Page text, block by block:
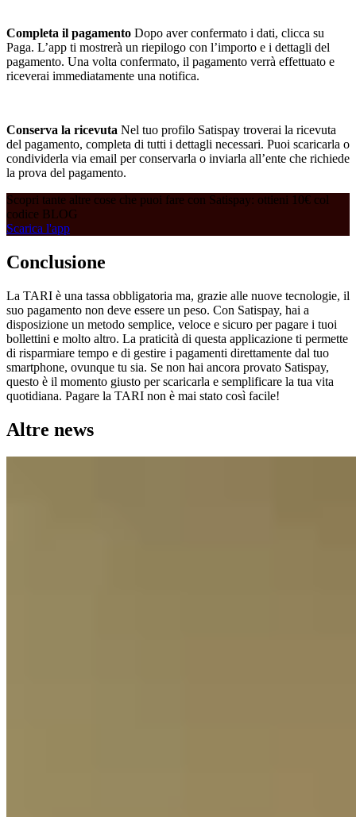
Completa il pagamento Dopo aver confermato i dati, clicca su
Paga. L’app ti mostrerà un riepilogo con l’importo e i dettagli del
pagamento. Una volta confermato, il pagamento verrà effettuato e
riceverai immediatamente una notifica.
Conserva la ricevuta Nel tuo profilo Satispay troverai la ricevuta
del pagamento, completa di tutti i dettagli necessari. Puoi scaricarla o
condividerla via email per conservarla o inviarla all’ente che richiede
la prova del pagamento.
Scopri tante altre cose che puoi fare con Satispay: ottieni 10€ col
codice BLOG
Scarica l'app
Conclusione
La TARI è una tassa obbligatoria ma, grazie alle nuove tecnologie, il
suo pagamento non deve essere un peso. Con Satispay, hai a
disposizione un metodo semplice, veloce e sicuro per pagare i tuoi
bollettini e molto altro. La praticità di questa applicazione ti permette
di risparmiare tempo e di gestire i pagamenti direttamente dal tuo
smartphone, ovunque tu sia. Se non hai ancora provato Satispay,
questo è il momento giusto per scaricarla e semplificare la tua vita
quotidiana. Pagare la TARI non è mai stato così facile!
Altre news